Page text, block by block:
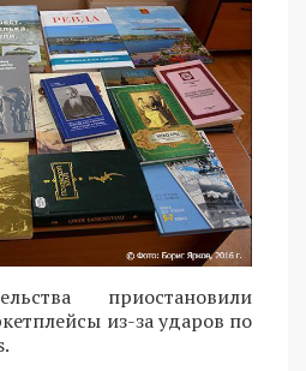
приостановили
из-за ударов по